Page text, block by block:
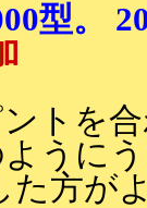
型
トを
うに
た方が